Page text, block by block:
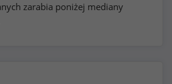
zarabia poniżej mediany